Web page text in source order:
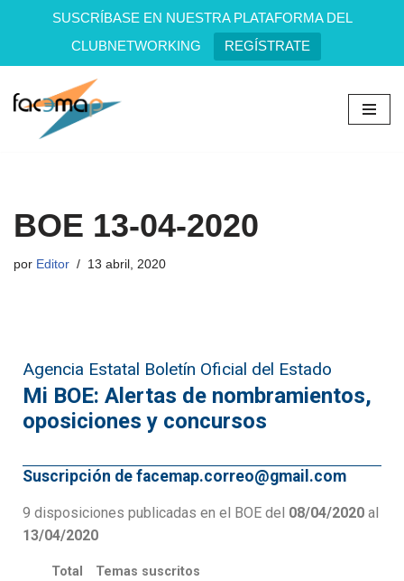
SUSCRÍBASE EN NUESTRA PLATAFORMA DEL
CLUBNETWORKING
REGÍSTRATE
Saltar
BOE 13-04-2020
por Editor 13 abril, 2020
Agencia Estatal Boletín Oficial del Estado
Mi BOE: Alertas de nombramientos,
oposiciones y concursos
Suscripción de facemap.correo@gmail.com
9 disposiciones publicadas en el BOE del 08/04/2020 al
13/04/2020
Total
Temas suscritos